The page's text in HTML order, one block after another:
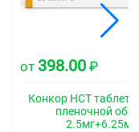
от 398.00 ₽
Конкор НСТ
пленочной